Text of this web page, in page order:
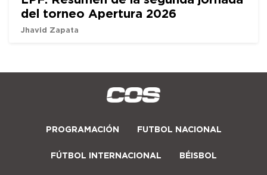
del torneo Apertura 2026
Jhavid Zapata
PROGRAMACIÓN FUTBOL NACIONAL
FÚTBOL INTERNACIONAL BÉISBOL